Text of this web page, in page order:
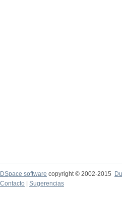
DSpace software copyright © 2002-2015
Contacto
Sugerencias